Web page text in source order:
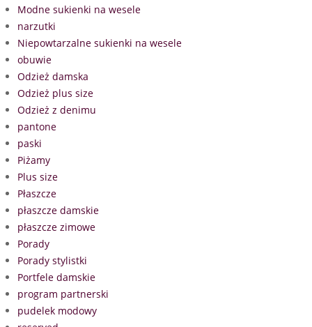
Modne sukienki na wesele
narzutki
Niepowtarzalne sukienki na wesele
obuwie
Odzież damska
Odzież plus size
Odzież z denimu
pantone
paski
Piżamy
Plus size
Płaszcze
płaszcze damskie
płaszcze zimowe
Porady
Porady stylistki
Portfele damskie
program partnerski
pudelek modowy